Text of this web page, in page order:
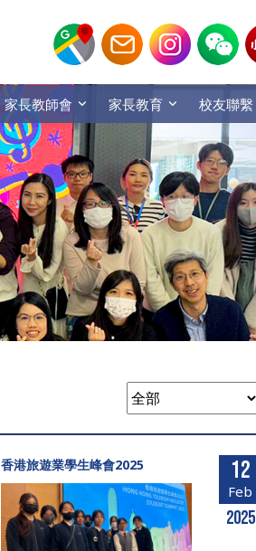
家長教師會 家長教育 校友聯繫
香港旅遊業學生峰會2025 12
Feb
2025